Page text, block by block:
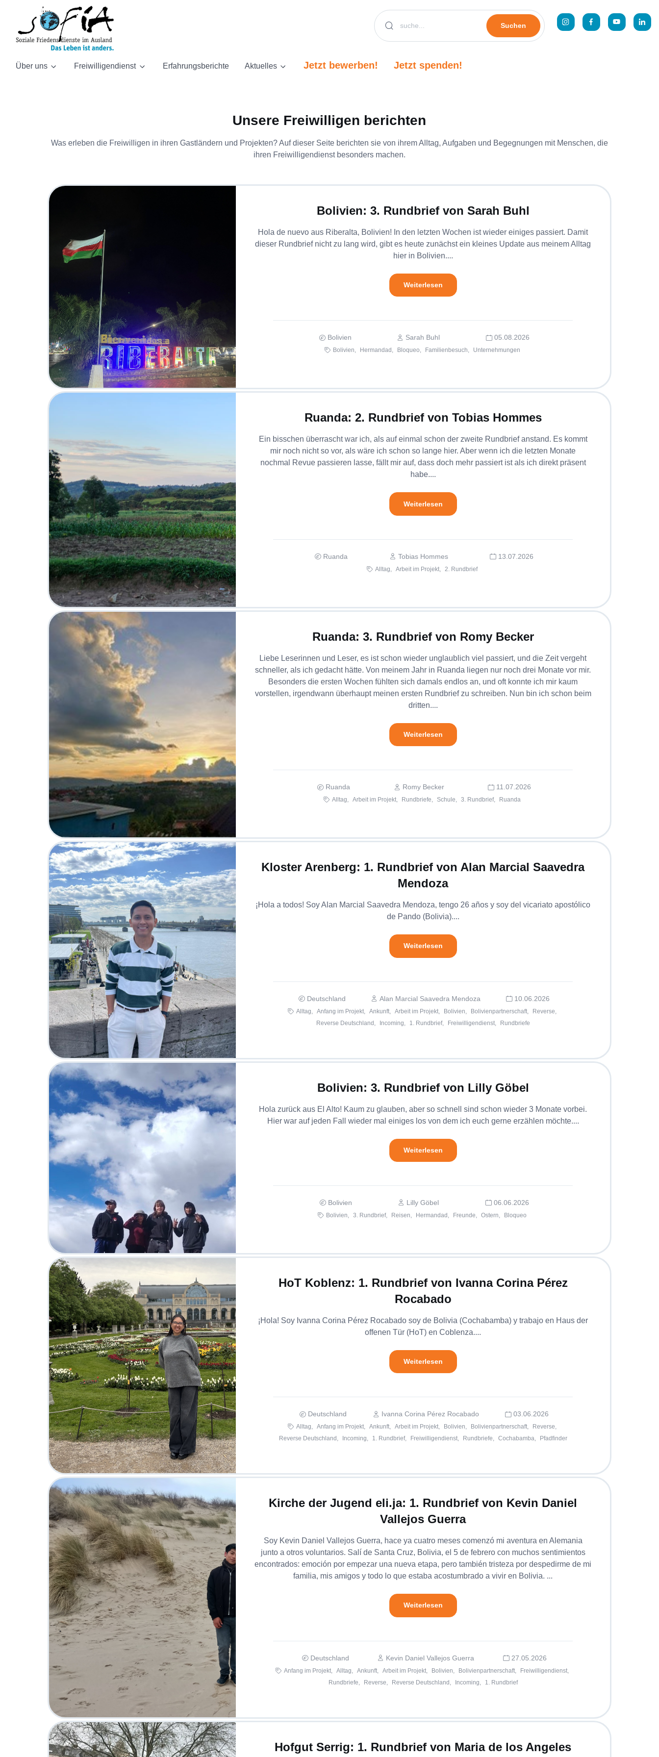
Suchen
Über uns Freiwilligendienst Erfahrungsberichte Aktuelles Jetzt bewerben! Jetzt spenden!
Unsere Freiwilligen berichten
Was erleben die Freiwilligen in ihren Gastländern und Projekten? Auf dieser Seite berichten sie von ihrem Alltag, Aufgaben und Begegnungen mit Menschen, die
ihren Freiwilligendienst besonders machen.
Bolivien: 3. Rundbrief von Sarah Buhl
Hola de nuevo aus Riberalta, Bolivien! In den letzten Wochen ist wieder einiges passiert. Damit
dieser Rundbrief nicht zu lang wird, gibt es heute zunächst ein kleines Update aus meinem Alltag
hier in Bolivien....
Weiterlesen
Bolivien Sarah Buhl 05.08.2026
Bolivien, Hermandad, Bloqueo, Familienbesuch, Unternehmungen
Ruanda: 2. Rundbrief von Tobias Hommes
Ein bisschen überrascht war ich, als auf einmal schon der zweite Rundbrief anstand. Es kommt
mir noch nicht so vor, als wäre ich schon so lange hier. Aber wenn ich die letzten Monate
nochmal Revue passieren lasse, fällt mir auf, dass doch mehr passiert ist als ich direkt präsent
habe....
Weiterlesen
Ruanda Tobias Hommes 13.07.2026
Alltag, Arbeit im Projekt, 2. Rundbrief
Ruanda: 3. Rundbrief von Romy Becker
Liebe Leserinnen und Leser, es ist schon wieder unglaublich viel passiert, und die Zeit vergeht
schneller, als ich gedacht hätte. Von meinem Jahr in Ruanda liegen nur noch drei Monate vor mir.
Besonders die ersten Wochen fühlten sich damals endlos an, und oft konnte ich mir kaum
vorstellen, irgendwann überhaupt meinen ersten Rundbrief zu schreiben. Nun bin ich schon beim
dritten....
Weiterlesen
Ruanda Romy Becker 11.07.2026
Alltag, Arbeit im Projekt, Rundbriefe, Schule, 3. Rundbrief, Ruanda
Kloster Arenberg: 1. Rundbrief von Alan Marcial Saavedra
Mendoza
¡Hola a todos! Soy Alan Marcial Saavedra Mendoza, tengo 26 años y soy del vicariato apostólico
de Pando (Bolivia)....
Weiterlesen
Deutschland Alan Marcial Saavedra Mendoza 10.06.2026
Alltag, Anfang im Projekt, Ankunft, Arbeit im Projekt, Bolivien, Bolivienpartnerschaft,
Reverse,
Reverse Deutschland,
Incoming, 1. Rundbrief, Freiwilligendienst, Rundbriefe
Bolivien: 3. Rundbrief von Lilly Göbel
Hola zurück aus El Alto! Kaum zu glauben, aber so schnell sind schon wieder 3 Monate vorbei.
Hier war auf jeden Fall wieder mal einiges los von dem ich euch gerne erzählen möchte....
Weiterlesen
Bolivien Lilly Göbel 06.06.2026
Bolivien, 3. Rundbrief, Reisen, Hermandad, Freunde, Ostern, Bloqueo
HoT Koblenz: 1. Rundbrief von Ivanna Corina Pérez
Rocabado
¡Hola! Soy Ivanna Corina Pérez Rocabado soy de Bolivia (Cochabamba) y trabajo en Haus der
offenen Tür (HoT) en Coblenza....
Weiterlesen
Deutschland Ivanna Corina Pérez Rocabado 03.06.2026
Alltag, Anfang im Projekt, Ankunft, Arbeit im Projekt, Bolivien, Bolivienpartnerschaft,
Reverse,
Reverse Deutschland,
Incoming, 1. Rundbrief, Freiwilligendienst, Rundbriefe, Cochabamba, Pfadfinder
Kirche der Jugend eli.ja: 1. Rundbrief von Kevin Daniel
Vallejos Guerra
Soy Kevin Daniel Vallejos Guerra, hace ya cuatro meses comenzó mi aventura en Alemania
junto a otros voluntarios. Salí de Santa Cruz, Bolivia, el 5 de febrero con muchos sentimientos
encontrados: emoción por empezar una nueva etapa, pero también tristeza por despedirme de mi
familia, mis amigos y todo lo que estaba acostumbrado a vivir en Bolivia. ...
Weiterlesen
Deutschland Kevin Daniel Vallejos Guerra 27.05.2026
Anfang im Projekt, Alltag, Ankunft, Arbeit im Projekt, Bolivien, Bolivienpartnerschaft,
Freiwilligendienst,
Rundbriefe,
Reverse, Reverse Deutschland, Incoming, 1. Rundbrief
Hofgut Serrig: 1. Rundbrief von Maria de los Angeles